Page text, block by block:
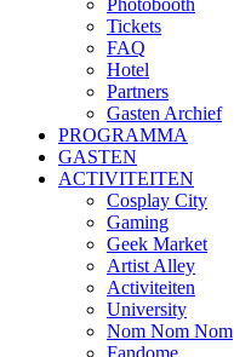
Photobooth
Tickets
FAQ
Hotel
Partners
Gasten Archief
PROGRAMMA
GASTEN
ACTIVITEITEN
Cosplay City
Gaming
Geek Market
Artist Alley
Activiteiten
University
Nom Nom Nom
Fandome